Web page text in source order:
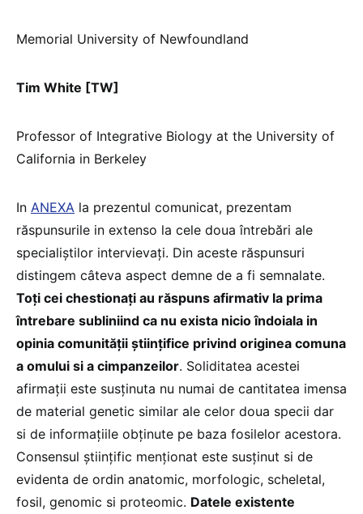
Memorial University of Newfoundland
Tim White [TW]
Professor of Integrative Biology at the University of
California in Berkeley
In ANEXA la prezentul comunicat, prezentam
răspunsurile in extenso la cele doua întrebări ale
specialiștilor intervievați. Din aceste răspunsuri
distingem câteva aspect demne de a fi semnalate.
Toți cei chestionați au răspuns afirmativ la prima
întrebare subliniind ca nu exista nicio îndoiala in
opinia comunității științifice privind originea comuna
a omului si a cimpanzeilor. Soliditatea acestei
afirmații este susținuta nu numai de cantitatea imensa
de material genetic similar ale celor doua specii dar
si de informațiile obținute pe baza fosilelor acestora.
Consensul științific menționat este susținut si de
evidenta de ordin anatomic, morfologic, scheletal,
fosil, genomic si proteomic. Datele existente